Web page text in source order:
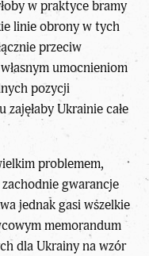
w praktyce bramy
linie obrony w tych
przeciw
umocnieniom
pozycji
Ukrainie całe
problemem,
zachodnie gwarancje
jednak gasi wszelkie
memorandum
dla Ukrainy na wzór